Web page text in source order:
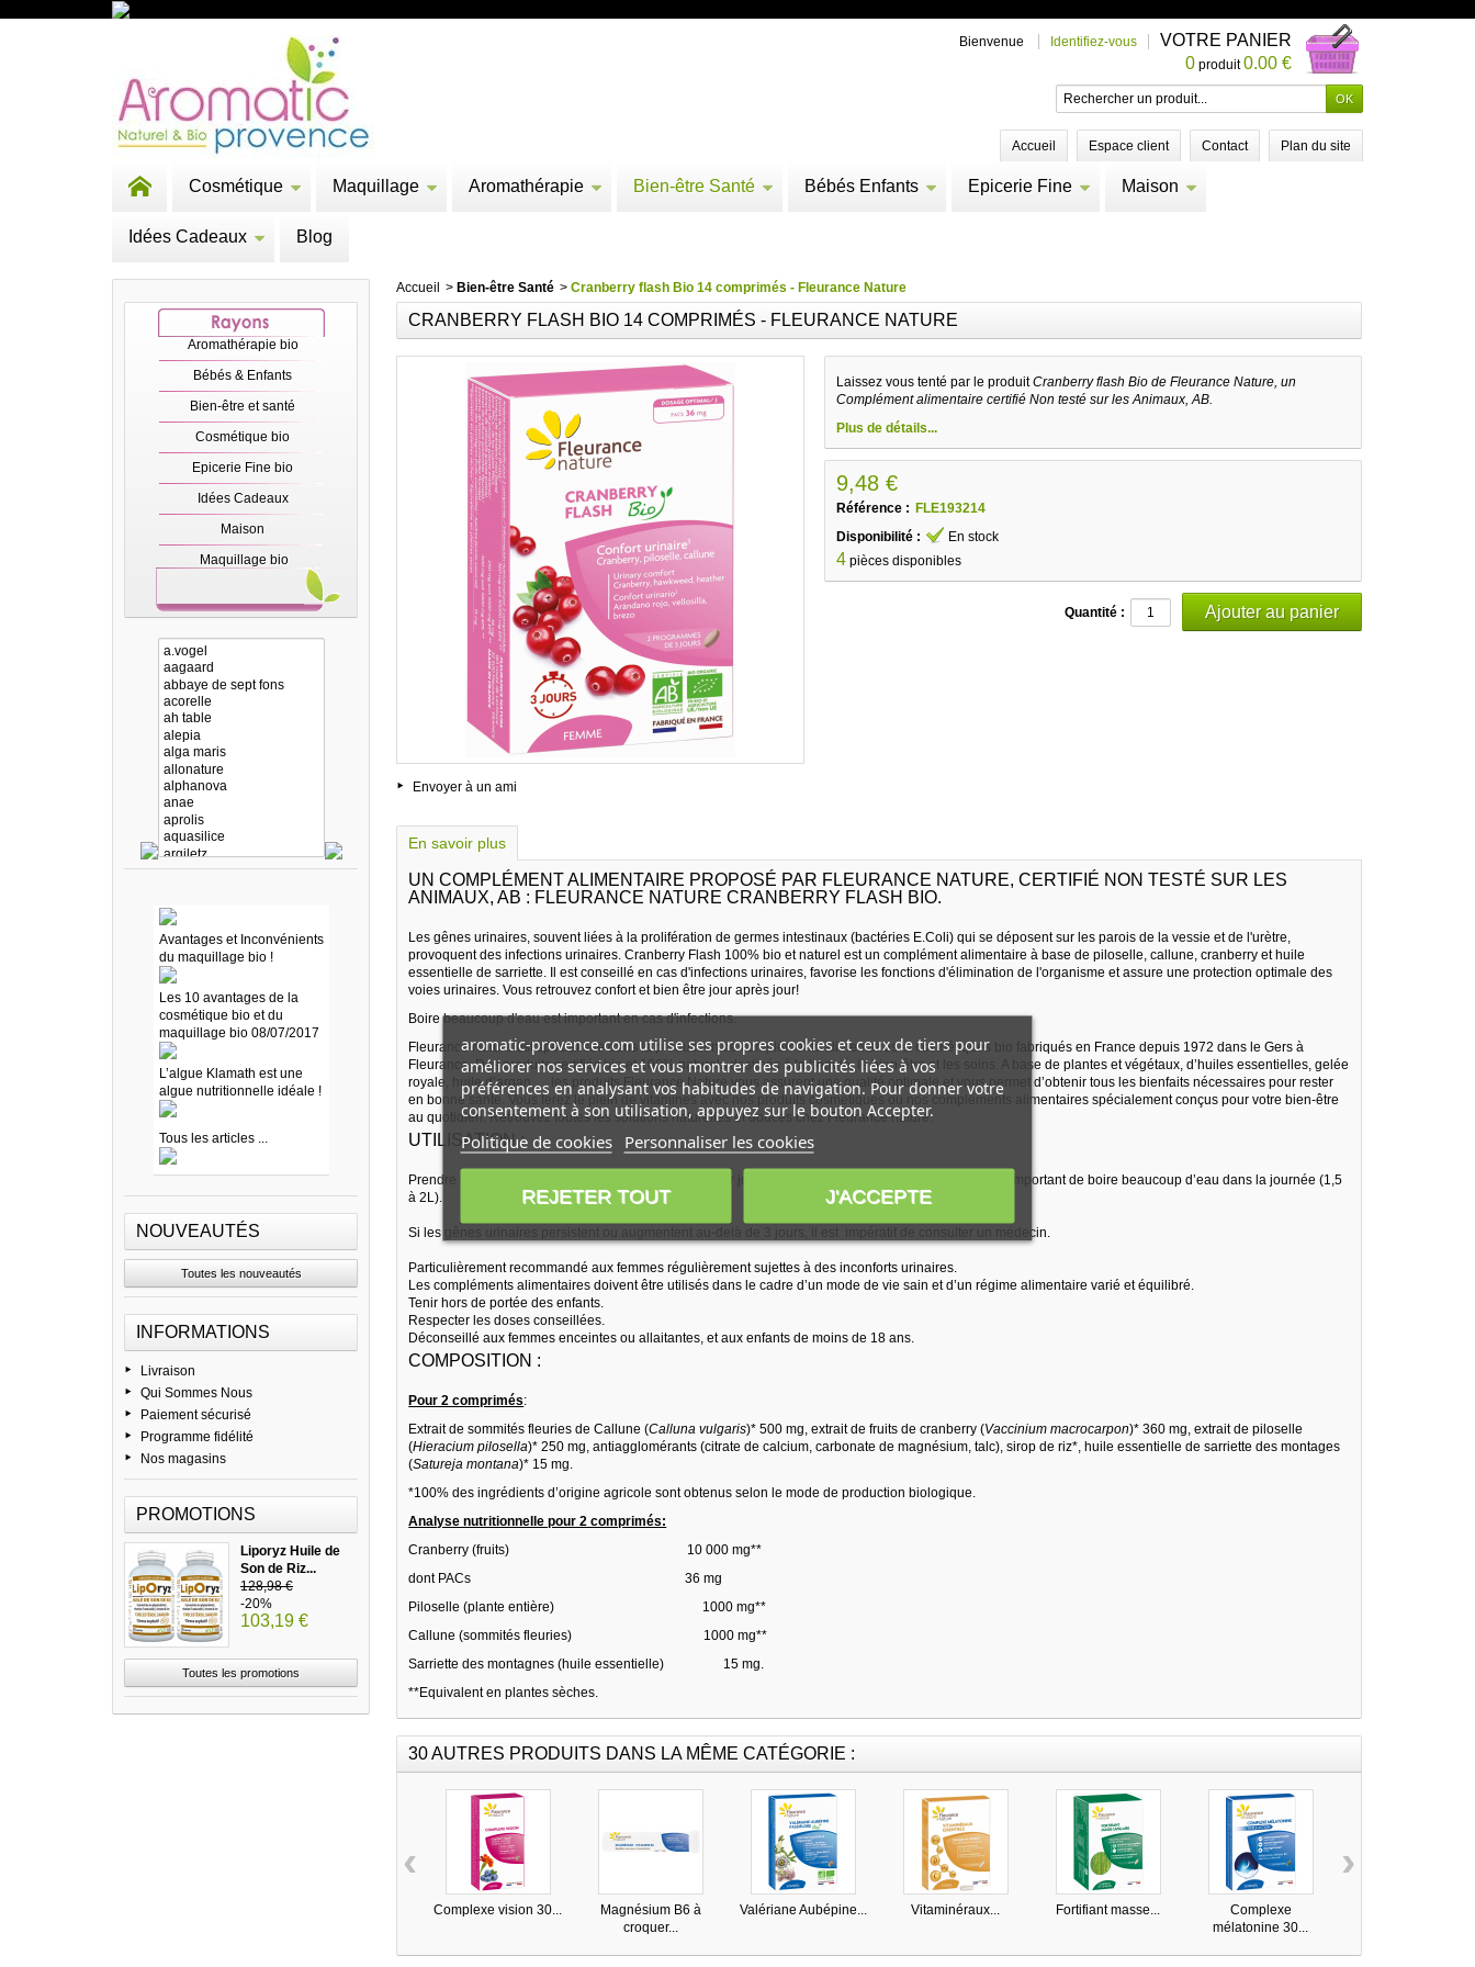
Bienvenue Identifiez-vous
VOTRE PANIER
0 produit0.00 €
Accueil Espace client Contact Plan du site
Cosmétique Maquillage Aromathérapie Bien-être Santé Bébés Enfants Epicerie Fine Maison
Idées Cadeaux Blog
Aromathérapie bio
Bébés & Enfants
Bien-être et santé
Cosmétique bio
Epicerie Fine bio
Idées Cadeaux
Maison
Maquillage bio
Avantages et Inconvénients
du maquillage bio !
Les 10 avantages de la
cosmétique bio et du
maquillage bio 08/07/2017
L’algue Klamath est une
algue nutritionnelle idéale !
Tous les articles ...
NOUVEAUTÉS
Toutes les nouveautés
INFORMATIONS
Livraison
Qui Sommes Nous
Paiement sécurisé
Programme fidélité
Nos magasins
PROMOTIONS
Liporyz Huile de
Son de Riz...
128,98 €
-20%
103,19 €
Toutes les promotions
Accueil > Bien-être Santé > Cranberry flash Bio 14 comprimés - Fleurance Nature
CRANBERRY FLASH BIO 14 COMPRIMÉS - FLEURANCE NATURE
Envoyer à un ami
Laissez vous tenté par le produitCranberry flash Bio de Fleurance Nature, un
Complément alimentaire certifié Non testé sur les Animaux, AB.
Plus de détails...
9,48 €
Référence : FLE193214
Disponibilité :
En stock
4 pièces disponibles
Quantité :
En savoir plus
UN COMPLÉMENT ALIMENTAIRE PROPOSÉ PAR FLEURANCE NATURE, CERTIFIÉ NON TESTÉ SUR LES
ANIMAUX, AB : FLEURANCE NATURE CRANBERRY FLASH BIO.
Les gênes urinaires, souvent liées à la prolifération de germes intestinaux (bactéries E.Coli) qui se déposent sur les parois de la vessie et de l'urètre,
provoquent des infections urinaires. Cranberry Flash 100% bio et naturel est un complément alimentaire à base de piloselle, callune, cranberry et huile
essentielle de sarriette. Il est conseillé en cas d'infections urinaires, favorise les fonctions d'élimination de l'organisme et assure une protection optimale des
voies urinaires. Vous retrouvez confort et bien être jour après jour!
Boire beaucoup d'eau est important en cas d'infections.
Fleurance Nature est spécialisée dans la production de compléments alimentaires et cosmétiques bio fabriqués en France depuis 1972 dans le Gers à
Fleurance. Des produits certifiés bio et 100% naturels destinés à la beauté, le bien-être et les soins. A base de plantes et végétaux, d’huiles essentielles, gelée
royale, huile d’argan,… les produits Fleurance Nature vous assurent une qualité optimale et vous permet d’obtenir tous les bienfaits nécessaires pour rester
en bonne santé. Vous ferez le plein de vitamines avec nos produits cosmétiques ou nos compléments alimentaires spécialement conçus pour votre bien-être
au quotidien. Retrouvez toutes les solutions naturelles et douces chez Fleurance nature.
UTILISATION :
Prendre 3 comprimés au cours du petit-déjeuner le 1er jour et 2 comprimés les 2 jours suivants. Il est important de boire beaucoup d’eau dans la journée (1,5
à 2L).
Si les gênes urinaires persistent ou augmentent au-delà de 3 jours, il est impératif de consulter un médecin.
Particulièrement recommandé aux femmes régulièrement sujettes à des inconforts urinaires.
Les compléments alimentaires doivent être utilisés dans le cadre d’un mode de vie sain et d’un régime alimentaire varié et équilibré.
Tenir hors de portée des enfants.
Respecter les doses conseillées.
Déconseillé aux femmes enceintes ou allaitantes, et aux enfants de moins de 18 ans.
COMPOSITION :
Pour 2 comprimés:
Extrait de sommités fleuries de Callune (Calluna vulgaris)* 500 mg, extrait de fruits de cranberry (Vaccinium macrocarpon)* 360 mg, extrait de piloselle
(Hieracium pilosella)* 250 mg, antiagglomérants (citrate de calcium, carbonate de magnésium, talc), sirop de riz*, huile essentielle de sarriette des montages
(Satureja montana)* 15 mg.
*100% des ingrédients d’origine agricole sont obtenus selon le mode de production biologique.
Analyse nutritionnelle pour 2 comprimés:
Cranberry (fruits) 10 000 mg**
dont PACs 36 mg
Piloselle (plante entière) 1000 mg**
Callune (sommités fleuries) 1000 mg**
Sarriette des montagnes (huile essentielle) 15 mg.
**Equivalent en plantes sèches.
30 AUTRES PRODUITS DANS LA MÊME CATÉGORIE :
Complexe vision 30...
Magnésium B6 à
croquer...
Valériane Aubépine... Vitaminéraux... Fortifiant masse...
Complexe
mélatonine 30...
‹ ›
aromatic-provence.com utilise ses propres cookies et ceux de tiers pour
améliorer nos services et vous montrer des publicités liées à vos
préférences en analysant vos habitudes de navigation. Pour donner votre
consentement à son utilisation, appuyez sur le bouton Accepter.
Politique de cookies Personnaliser les cookies
REJETER TOUT J'ACCEPTE